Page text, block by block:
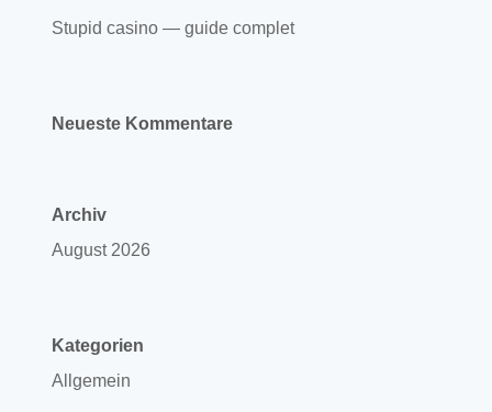
Stupid casino — guide complet
Neueste Kommentare
Archiv
August 2026
Kategorien
Allgemein